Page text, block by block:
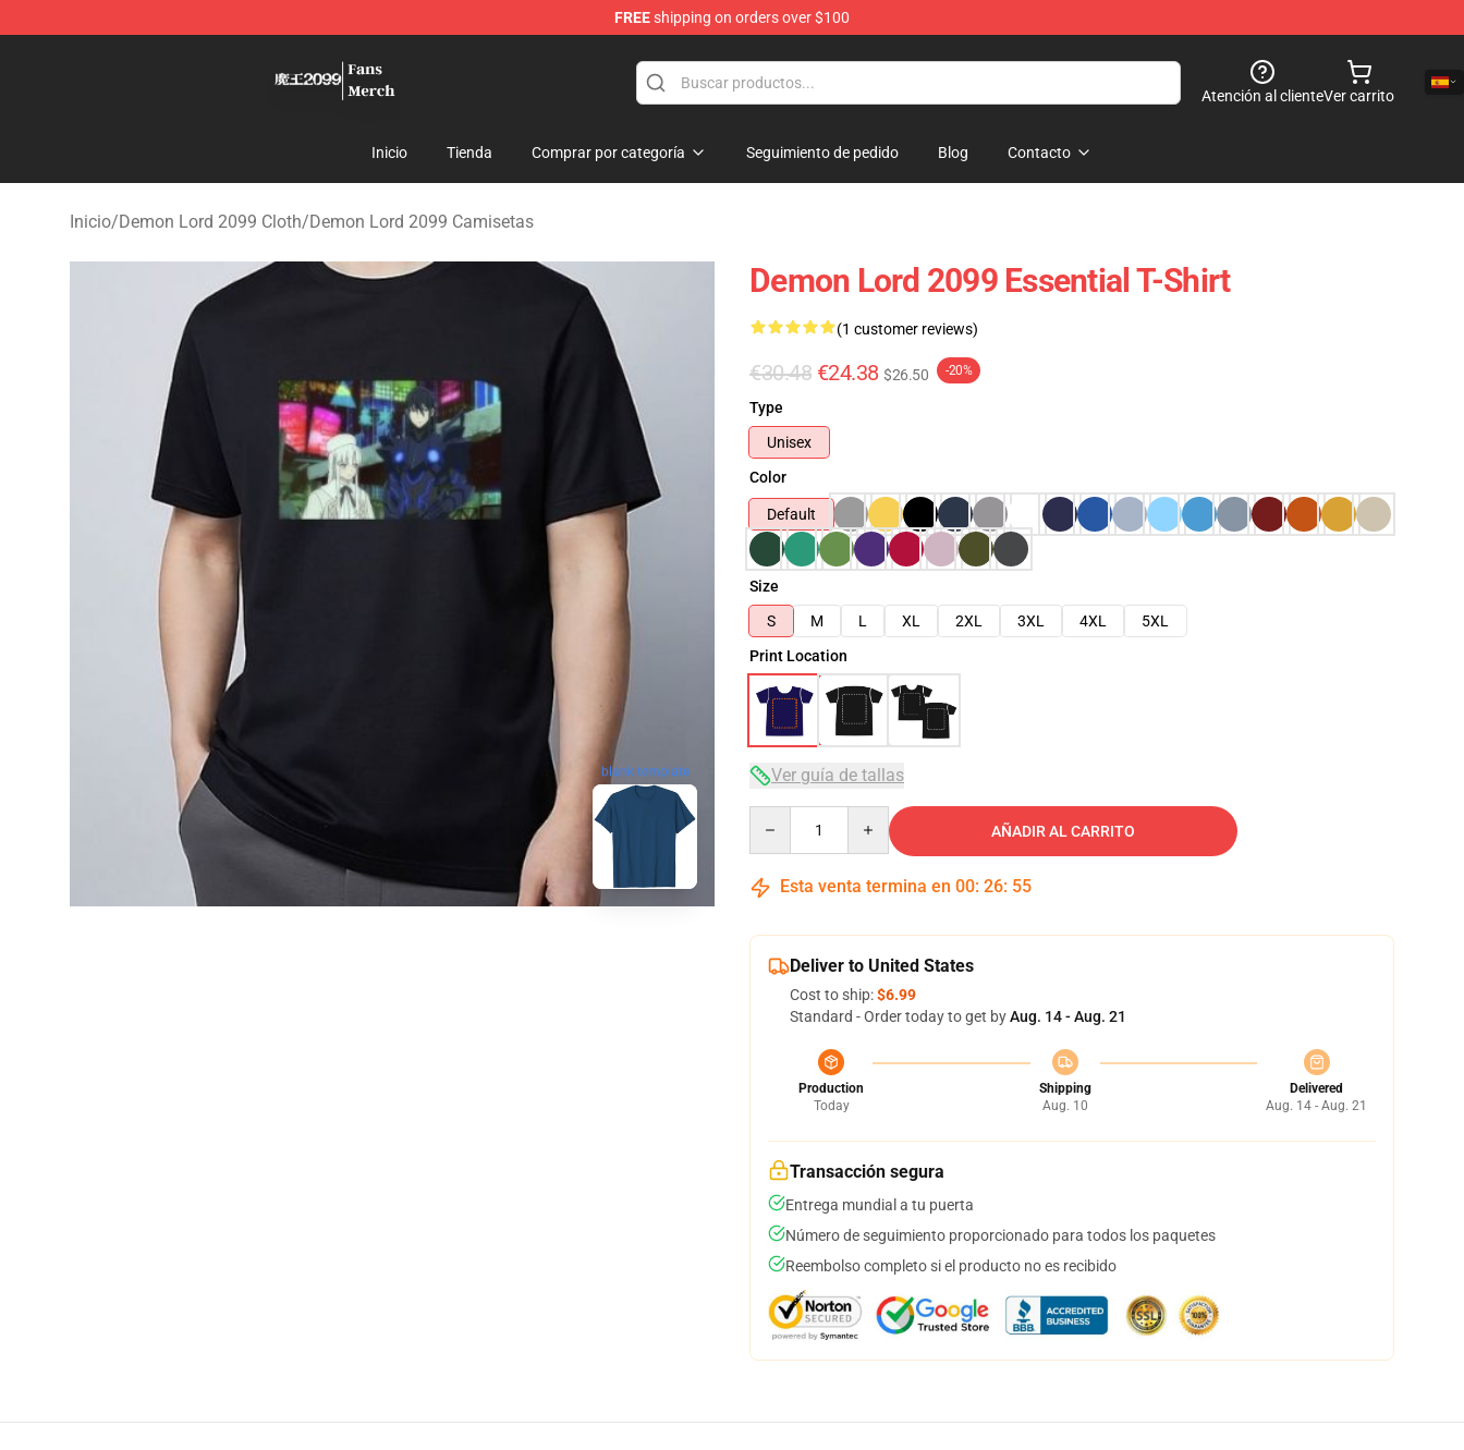
FREEshipping on orders over $100
Atención al clienteVer carrito
Inicio Tienda Comprar por categoría Seguimiento de pedido Blog Contacto
Inicio/Demon Lord 2099 Cloth/Demon Lord 2099 Camisetas
blank template
Demon Lord 2099 Essential T-Shirt
(1 customer reviews)
€30.48 €24.38 $26.50 -20%
Type
Unisex
Color
Default
Size
S
M L XL 2XL 3XL 4XL
5XL
Print Location
Ver guía de tallas
AÑADIR AL CARRITO
Esta venta termina en 00: 26: 54
Deliver to United States
Cost to ship:$6.99
Standard - Order today to get byAug. 14 - Aug. 21
Production
Today
Shipping
Aug. 10
Delivered
Aug. 14 - Aug. 21
Transacción segura
Entrega mundial a tu puerta
Número de seguimiento proporcionado para todos los paquetes
Reembolso completo si el producto no es recibido